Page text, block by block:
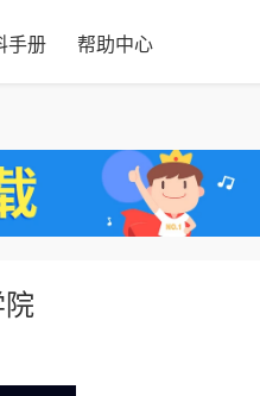
手册 帮助中心
院